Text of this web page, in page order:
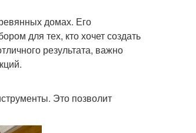
домах. Его
для тех, кто хочет создать
результата, важно
Это позволит